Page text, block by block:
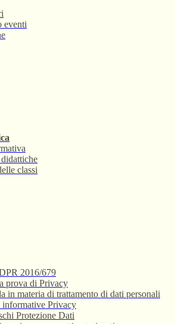
eventi
classi
2016/679
prova di Privacy
in materia di trattamento di dati personali
informative Privacy
Protezione Dati